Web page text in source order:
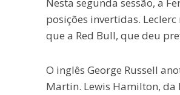
posições invertidas.
que a Red Bull, que deu
O inglês George Russell
Martin. Lewis Hamilton, da